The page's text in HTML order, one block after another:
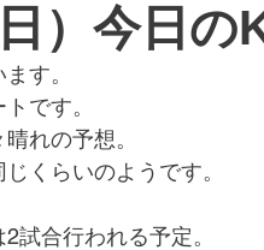
）今日の
す。
です。
れの予想。
くらいのようです。
試合行われる予定。